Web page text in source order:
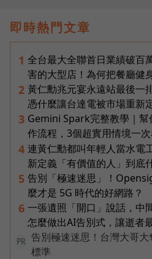
即時熱門文章
1 全台最大全聯首日業績破百
害的大型店！為何把餐廳健
2 黃仁勳兆元宴永遠站最後一
憑什麼讓台達電被市場重新
3 Gemini Spark完整教學｜
作流程，3個超實用情境一
4 連黃仁勳都叫年輕人當水電
新定義「有價值的人」到底
5 告別「極速迷思」！
麼才是 5G 時代的好網路？
6 一張遺照「開口」說話，中
怎麼做出AI告別式，讓逝者
PR
告別極速迷思！台灣大哥
標準